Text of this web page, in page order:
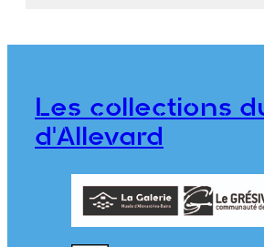
octobre 1808 –
PEGERON, Claude
976.1.53
Les collections
d'Allevard